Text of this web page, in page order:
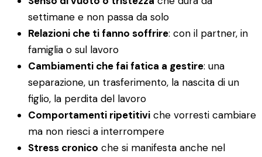
settimane e non passa da solo
Relazioni che ti fanno soffrire: con il partner, in
famiglia o sul lavoro
Cambiamenti che fai fatica a gestire: una
separazione, un trasferimento, la nascita di un
figlio, la perdita del lavoro
Comportamenti ripetitivi che vorresti cambiare
ma non riesci a interrompere
Stress cronico che si manifesta anche nel